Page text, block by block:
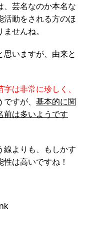
、芸名なのか本名な
活動をされる方のほ
せんね。
いますが、由来と
は非常に珍しく、
ですが、 基本的に関
前は多いようです
線よりも、もしかす
は高いですね！